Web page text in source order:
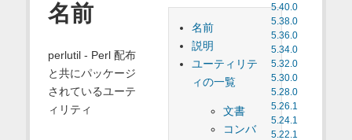
5.40.0
5.38.0
5.36.0
5.34.0
5.32.0
5.30.0
5.28.0
5.26.1
5.24.1
5.22.1
名前
説明
ユーティリテ
ィの一覧
文書
コンバ
名前
perlutil - Perl 配布
と共にパッケージ
されているユーテ
ィリティ